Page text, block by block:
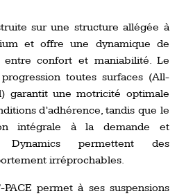
sur une structure allégée à
et offre une dynamique de
confort et maniabilité. Le
toutes surfaces (All-
garantit une motricité optimale
d’adhérence, tandis que le
intégrale à la demande et
Dynamics permettent des
irréprochables.
permet à ses suspensions